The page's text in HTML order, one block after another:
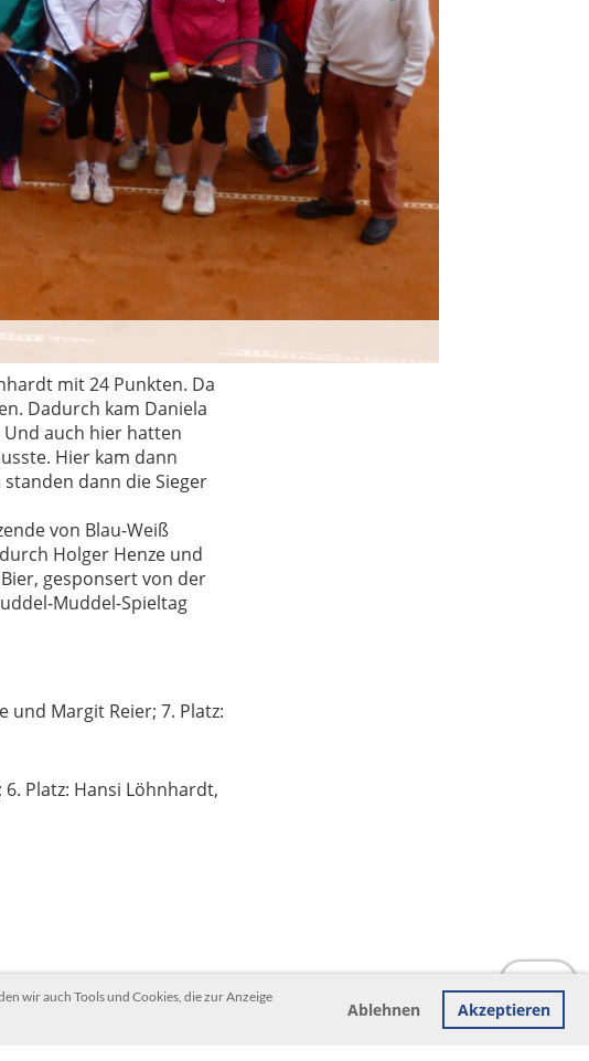
wir auch Tools und Cookies, die zur Anzeige
Ablehnen Akzeptieren
mit 24 Punkten. Da
Dadurch kam Daniela
Und auch hier hatten
Hier kam dann
dann die Sieger
von Blau-Weiß
Holger Henze und
gesponsert von der
Muddel-Spieltag
und Margit Reier; 7. Platz:
Platz: Hansi Löhnhardt,